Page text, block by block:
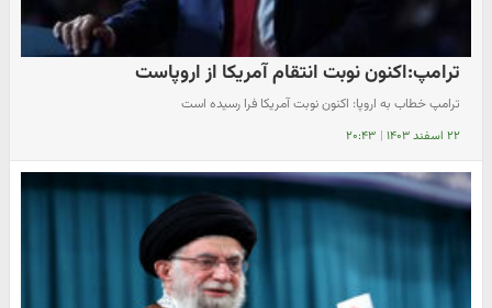
ترامپ:اکنون نوبت انتقام آمریکا از اروپاست
ترامپ خطاب به اروپا: اکنون نوبت آمریکا فرا رسیده است
۲۲ اسفند ۱۴۰۳ | ۲۰:۴۳